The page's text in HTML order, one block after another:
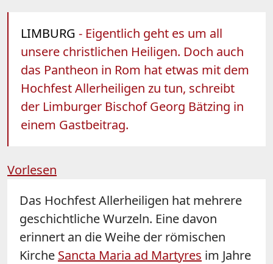
LIMBURG - Eigentlich geht es um all
unsere christlichen Heiligen. Doch auch
das Pantheon in Rom hat etwas mit dem
Hochfest Allerheiligen zu tun, schreibt
der Limburger Bischof Georg Bätzing in
einem Gastbeitrag.
Vorlesen
Das Hochfest Allerheiligen hat mehrere
geschichtliche Wurzeln. Eine davon
erinnert an die Weihe der römischen
Kirche Sancta Maria ad Martyres im Jahre